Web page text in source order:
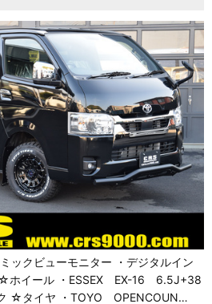
ックビューモニター ・デジタルイン
ホイール ・ESSEX EX-16 6.5J+38
☆タイヤ ・TOYO OPENCOUN…